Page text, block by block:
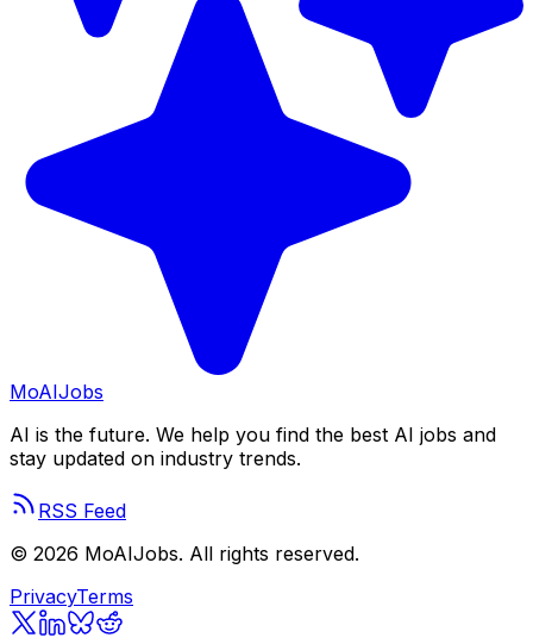
MoAIJobs
AI is the future. We help you find the best AI jobs and
stay updated on industry trends.
RSS Feed
© 2026 MoAIJobs. All rights reserved.
PrivacyTerms